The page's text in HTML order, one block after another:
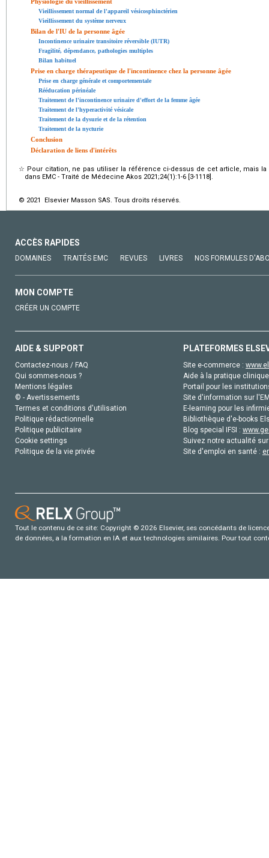
Vieillissement normal de l'appareil vésicosphinctérien
Vieillissement du système nerveux
Bilan de l'IU de la personne âgée
Incontinence urinaire transitoire réversible (IUTR)
Fragilité, dépendance, pathologies multiples
Bilan habituel
Prise en charge thérapeutique de l'incontinence chez la personne âgée
Prise en charge générale et comportementale
Rééducation périnéale
Traitement de l'incontinence urinaire d'effort de la femme âgée
Traitement de l'hyperactivité vésicale
Traitement de la dysurie et de la rétention
Traitement de la nycturie
Conclusion
Déclaration de liens d'intérêts
☆ Pour citation, ne pas utiliser la référence ci-dessus de cet article, mais
dans EMC - Traité de Médecine Akos 2021;24(1):1-6 [3-1118].
© 2021 Elsevier Masson SAS. Tous droits réservés.
ACCÈS RAPIDES
DOMAINES TRAITÉS EMC REVUES LIVRES NOS FORMULES
MON COMPTE
CRÉER UN COMPTE
AIDE & SUPPORT
Contactez-nous / FAQ
Qui sommes-nous ?
Mentions légales
© - Avertissements
Termes et conditions d'utilisation
Politique rédactionnelle
Politique publicitaire
Cookie settings
Politique de la vie privée
PLATEFORMES
Site e-commerce :
Aide à la pratique
Portail pour les
Site d'information sur
E-learning pour les
Bibliothèque d'e-books
Blog special IFSI :
Suivez notre actualité
Site d'emploi en santé :
Tout le contenu de ce site: Copyright © 2026 Elsevier, ses concédants de
de données, a la formation en IA et aux technologies similaires. Pour tout